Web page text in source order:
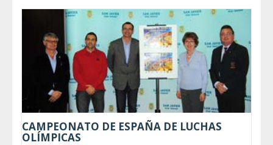
CAMPEONATO DE ESPAÑA DE LUCHAS
OLÍMPICAS